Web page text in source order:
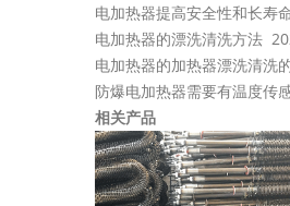
电加热器提高安全性和长寿
电加热器的漂洗清洗方法
电加热器的加热器漂洗清洗
防爆电加热器需要有温度传
相关产品